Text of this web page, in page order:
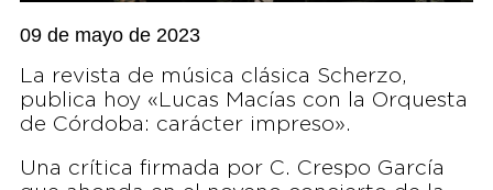
09 de mayo de 2023
La revista de música clásica Scherzo,
publica hoy «Lucas Macías con la Orquesta
de Córdoba: carácter impreso».
Una crítica firmada por C. Crespo García